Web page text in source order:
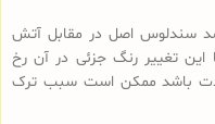
سندلوس اصل در مقابل آتش
این تغییر رنگ جزئی در آن رخ
مدت باشد ممکن است سبب ترک